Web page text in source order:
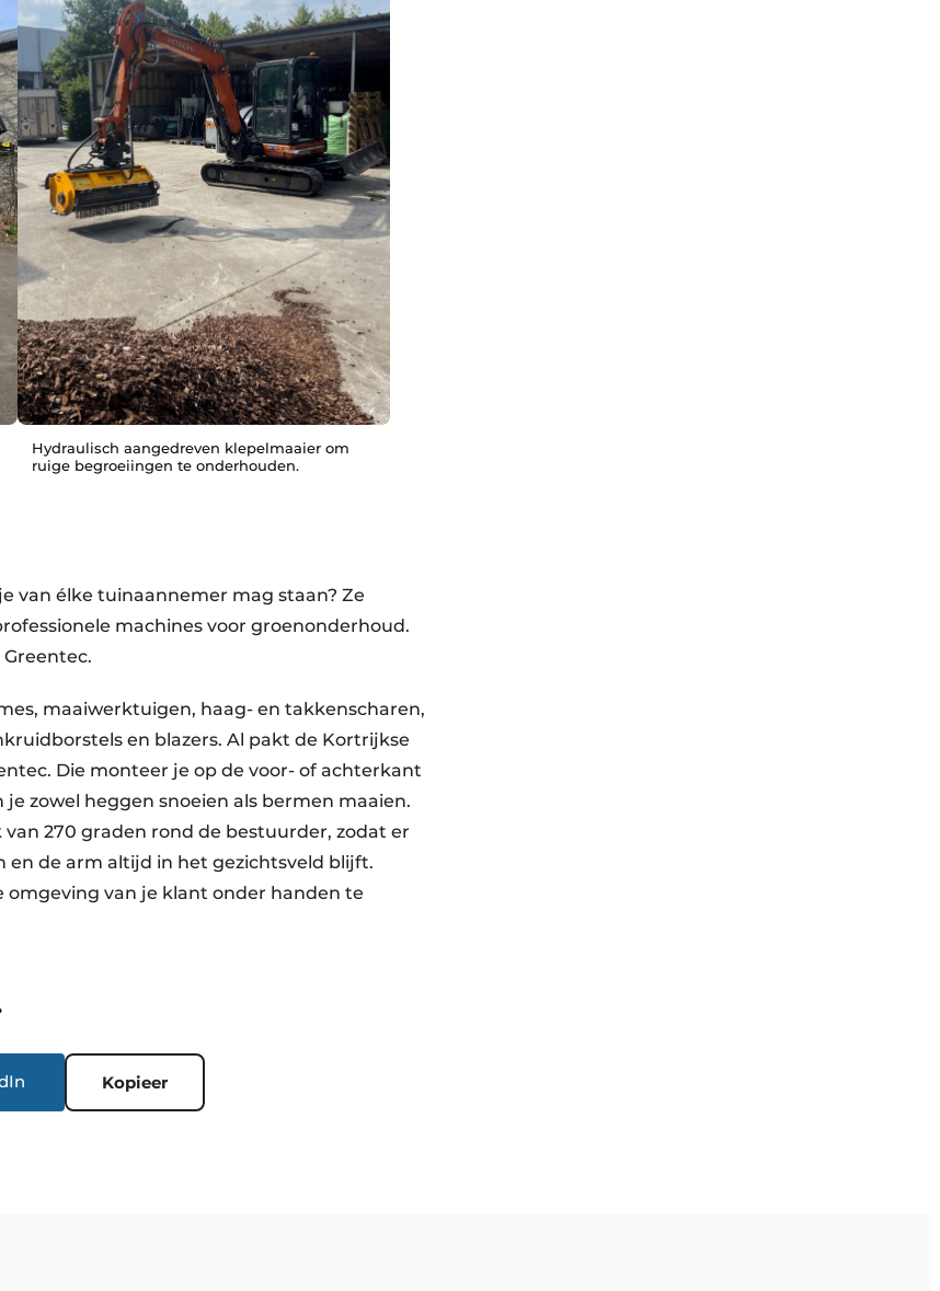
Hydraulisch aangedreven klepelmaaier om
ruige begroeiingen te onderhouden.
van élke tuinaannemer mag staan? Ze
machines voor groenonderhoud.
maaiwerktuigen, haag- en takkenscharen,
en blazers. Al pakt de Kortrijkse
Die monteer je op de voor- of achterkant
zowel heggen snoeien als bermen maaien.
270 graden rond de bestuurder, zodat er
de arm altijd in het gezichtsveld blijft.
omgeving van je klant onder handen te
Kopieer